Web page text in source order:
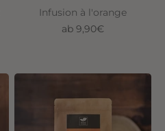
Infusion à l'orange
Angebot
ab 9,90€